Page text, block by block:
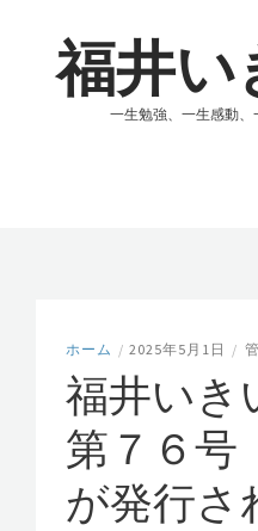
福井い
一生勉強、一生感動
ホーム / 2025年5月1日 /
福井いき
第７６号
が発行さ